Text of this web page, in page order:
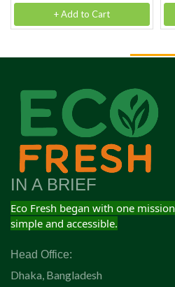
+ Add to Cart
IN A BRIEF
Eco Fresh began with one
simple and accessible.
Head Office:
Dhaka, Bangladesh